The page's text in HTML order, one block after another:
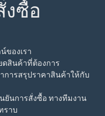
ซื้อ
ของเรา
ดสินค้าที่ต้องการ
การสรุปราคาสินค้าให้กับ
ยันการสั่งซื้อ ทางทีมงาน
ราบ